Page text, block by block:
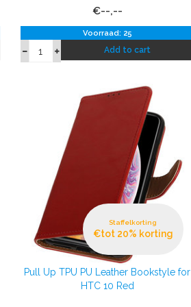
€--,--
Voorraad: 25
Add to cart
Staffelkorting
€tot 20% korting
Pull Up TPU PU Leather Bookstyle for
HTC 10 Red